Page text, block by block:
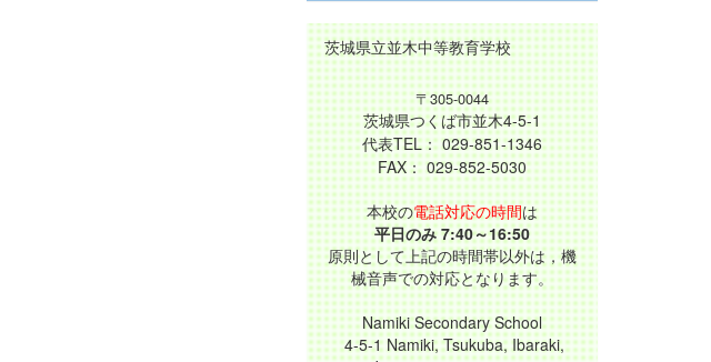
茨城県立並木中等教育学校
〒305-0044
茨城県つくば市並木4-5-1
代表TEL： 029-851-1346
FAX： 029-852-5030
本校の電話対応の時間は
平日のみ 7:40～16:50
原則として上記の時間帯以外は，機
械音声での対応となります。
Namiki Secondary School
4-5-1 Namiki, Tsukuba, Ibaraki,